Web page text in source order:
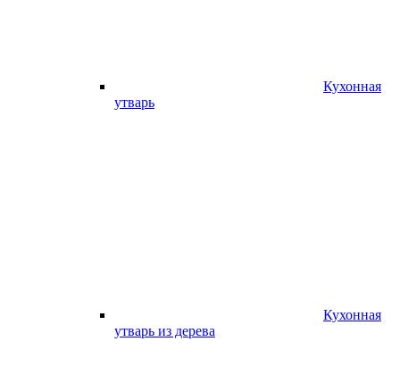
Кухонная
утварь
Кухонная
утварь из дерева